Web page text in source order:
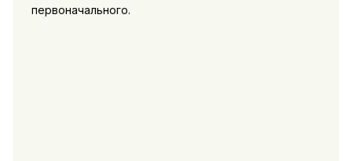
первоначального.